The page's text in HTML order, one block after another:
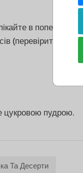
в попередньо
(перевірити
цукровою пудрою.
Та Десерти